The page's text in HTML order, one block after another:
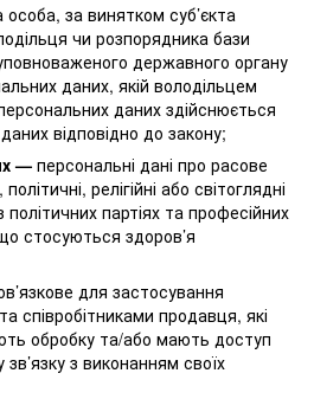
особа, за винятком суб’єкта
чи розпорядника бази
державного органу
даних, якій володільцем
даних здійснюється
відповідно до закону;
— персональні дані про расове
релігійні або світоглядні
партіях та професійних
стосуються здоров’я
для застосування
співробітниками продавця, які
обробку та/або мають доступ
з виконанням своїх